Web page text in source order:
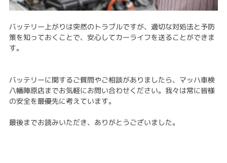
バッテリー上がりは突然のトラブルですが、適切な対処法と予防
策を知っておくことで、安心してカーライフを送ることができま
す。
バッテリーに関するご質問やご相談がありましたら、マッハ車検
八幡陣原店までお気軽にお問い合わせください。我々は常に皆様
の安全を最優先に考えています。
最後までお読みいただき、ありがとうございました。